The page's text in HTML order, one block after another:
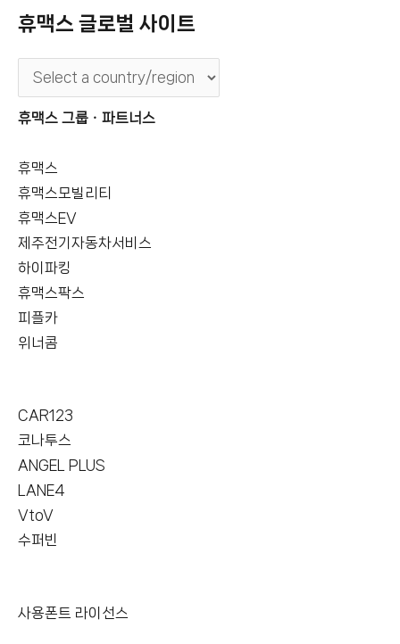
휴맥스 글로벌 사이트
휴맥스 그룹ㆍ파트너스
휴맥스
휴맥스모빌리티
휴맥스EV
제주전기자동차서비스
하이파킹
휴맥스팍스
피플카
위너콤
CAR123
코나투스
ANGEL PLUS
LANE4
VtoV
수퍼빈
사용폰트 라이선스